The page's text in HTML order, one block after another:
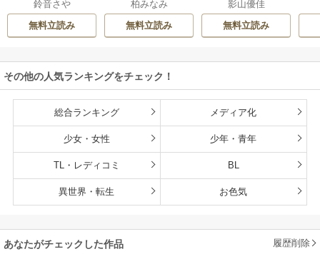
た
鈴音さや
無料立読み
私を捨てる
柏みなみ
無料立読み
影山優佳
無料立読み
その他の人気ランキングをチェック！
総合ランキング メディア化
少女・女性 少年・青年
TL・レディコミ BL
異世界・転生 お色気
あなたがチェックした作品 履歴削除